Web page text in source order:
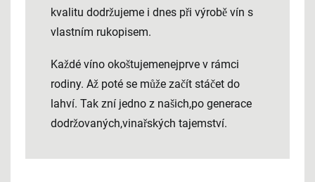
kvalitu dodržujeme i dnes při výrobě vín s
vlastním rukopisem.
Každé víno okoštujemenejprve v rámci
rodiny. Až poté se může začít stáčet do
lahví. Tak zní jedno z našich,po generace
dodržovaných,vinařských tajemství.